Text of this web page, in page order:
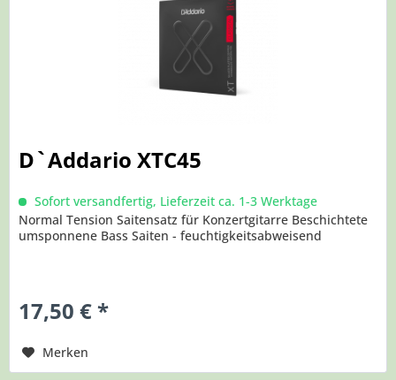
D`Addario XTC45
Sofort versandfertig, Lieferzeit ca. 1-3 Werktage
Normal Tension Saitensatz für Konzertgitarre Beschichtete
umsponnene Bass Saiten - feuchtigkeitsabweisend
17,50 € *
Merken